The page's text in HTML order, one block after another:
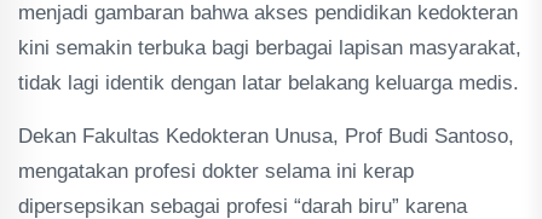
menjadi gambaran bahwa akses pendidikan kedokteran
kini semakin terbuka bagi berbagai lapisan masyarakat,
tidak lagi identik dengan latar belakang keluarga medis.
Dekan Fakultas Kedokteran Unusa, Prof Budi Santoso,
mengatakan profesi dokter selama ini kerap
dipersepsikan sebagai profesi “darah biru” karena